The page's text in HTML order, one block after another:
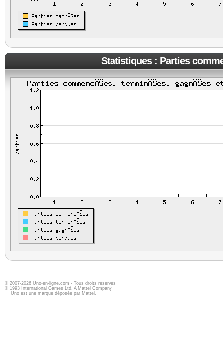
Statistiques : Parties
© 2007-2026 Uno-en-ligne.com - Tous droits réservés
© 1993 International Games Ltd. A Mattel Company
Uno est une marque déposée par Mattel.